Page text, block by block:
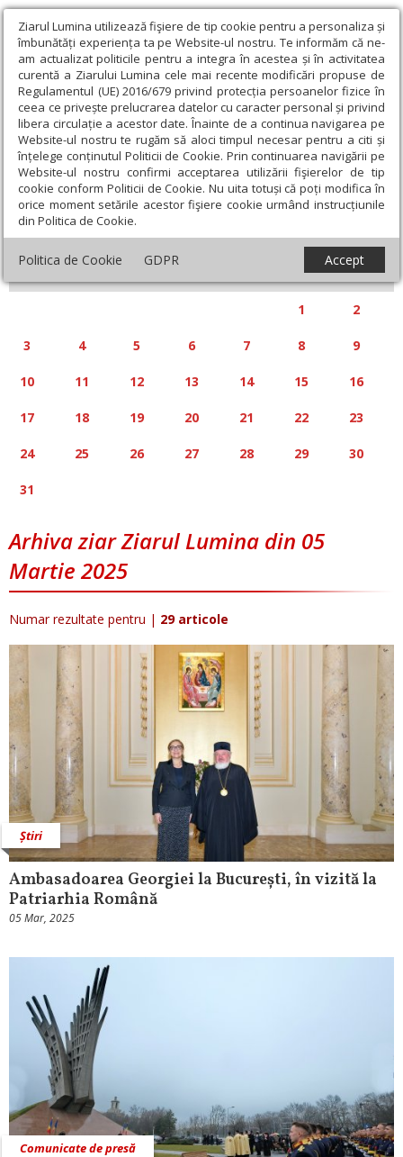
Ziarul Lumina utilizează fişiere de tip cookie pentru a personaliza și
îmbunătăți experiența ta pe Website-ul nostru. Te informăm că ne-
am actualizat politicile pentru a integra în acestea și în activitatea
curentă a Ziarului Lumina cele mai recente modificări propuse de
Regulamentul (UE) 2016/679 privind protecția persoanelor fizice în
ceea ce privește prelucrarea datelor cu caracter personal și privind
libera circulație a acestor date. Înainte de a continua navigarea pe
Website-ul nostru te rugăm să aloci timpul necesar pentru a citi și
înțelege conținutul Politicii de Cookie. Prin continuarea navigării pe
Website-ul nostru confirmi acceptarea utilizării fişierelor de tip
cookie conform Politicii de Cookie. Nu uita totuși că poți modifica în
orice moment setările acestor fişiere cookie urmând instrucțiunile
din Politica de Cookie.
Politica de Cookie GDPR Accept
Calendar articole
« »
MARTIE 2025
S D
1 2
3 4 5 6 7 8 9
10 11 12 13 14 15 16
17 18 19 20 21 22 23
24 25 26 27 28 29 30
31
Arhiva ziar Ziarul Lumina din 05
Martie 2025
Numar rezultate pentru | 29 articole
Știri
Ambasadoarea Georgiei la București, în vizită la
Patriarhia Română
05 Mar, 2025
Comunicate de presă